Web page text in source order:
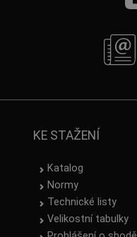
KE STAŽENÍ
Katalog
Normy
Technické listy
Velikostní tabulky